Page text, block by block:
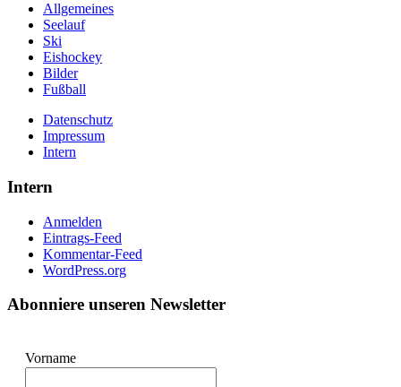
Allgemeines
Seelauf
Ski
Eishockey
Bilder
Fußball
Datenschutz
Impressum
Intern
Intern
Anmelden
Eintrags-Feed
Kommentar-Feed
WordPress.org
Abonniere unseren Newsletter
Vorname